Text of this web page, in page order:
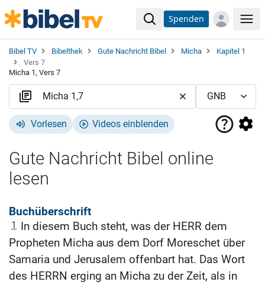
Spenden
Bibel TV Bibelthek Gute Nachricht Bibel Micha
Kapitel 1
Vers 7
Micha 1, Vers 7
Vorlesen Videos einblenden
Gute Nachricht Bibel online
lesen
Buchüberschrift
1
In diesem Buch steht, was der HERR dem
Propheten Micha aus dem Dorf Moreschet über
Samaria und Jerusalem offenbart hat. Das Wort
des HERRN erging an Micha zu der Zeit, als in